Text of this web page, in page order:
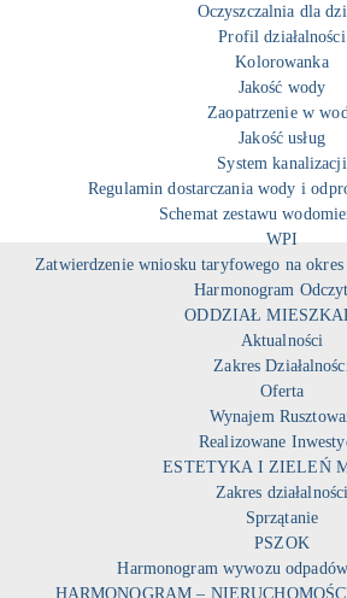
Oczyszczalnia dla
Profil działalności
Kolorowanka
Jakość wody
Zaopatrzenie w
Jakość usług
System kanalizacji
Regulamin dostarczania wody i
Schemat zestawu
WPI
Zatwierdzenie wniosku taryfowego na
Harmonogram
ODDZIAŁ
Aktualności
Zakres
Oferta
Wynajem
Realizowane
ESTETYKA I ZIELEŃ
Zakres działalności
Sprzątanie
PSZOK
Harmonogram wywozu
HARMONOGRAM –